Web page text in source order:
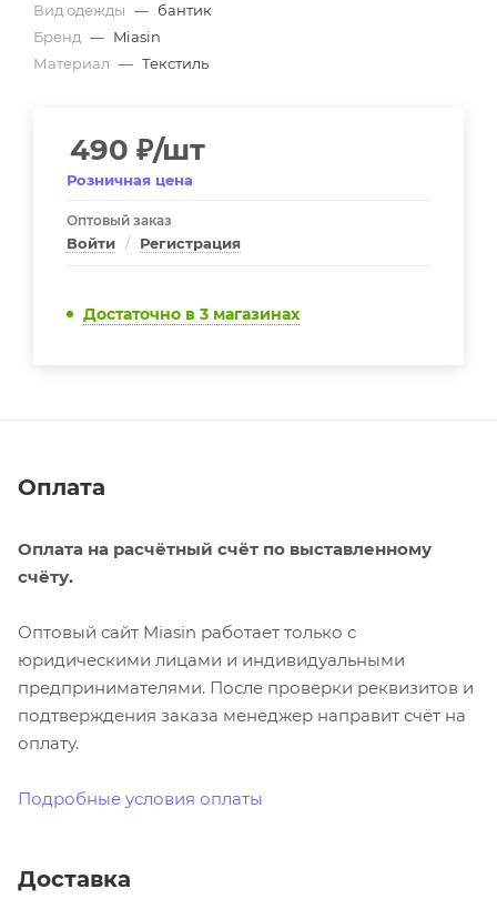
Вид одежды — бантик
Бренд — Miasin
Материал — Текстиль
490 ₽/шт
Розничная цена
Оптовый заказ
Войти / Регистрация
Достаточно в 3 магазинах
Оплата
Оплата на расчётный счёт по выставленному
счёту.
Оптовый сайт Miasin работает только с
юридическими лицами и индивидуальными
предпринимателями. После проверки реквизитов и
подтверждения заказа менеджер направит счёт на
оплату.
Подробные условия оплаты
Доставка